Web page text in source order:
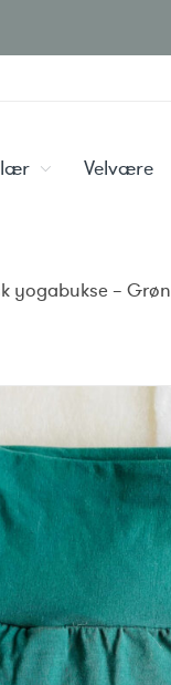
Velvære
yogabukse –